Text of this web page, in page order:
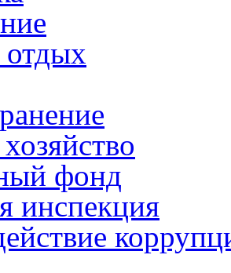
фонд
инспекция